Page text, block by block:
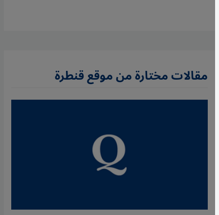
مقالات مختارة من موقع قنطرة